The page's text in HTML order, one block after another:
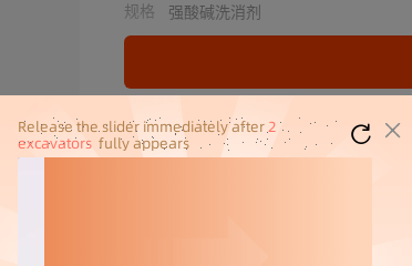
规格 强酸碱洗消剂
分销代发